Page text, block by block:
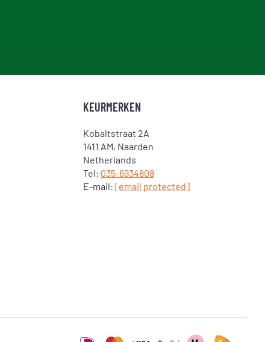
KEURMERKEN
Kobaltstraat 2A
1411 AM, Naarden
Netherlands
Tel: 035-6934808
E-mail: [email protected]